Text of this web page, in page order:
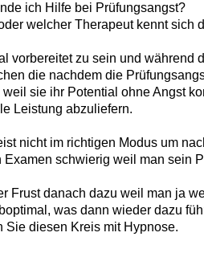
ich Hilfe bei Prüfungsangst?
welcher Therapeut kennt sich
vorbereitet zu sein und
die nachdem die
sie ihr Potential ohne Angst
Leistung abzuliefern.
nicht im richtigen Modus um
schwierig weil man sein
Frust danach dazu weil man ja
was dann wieder dazu
Sie diesen Kreis mit Hypnose.